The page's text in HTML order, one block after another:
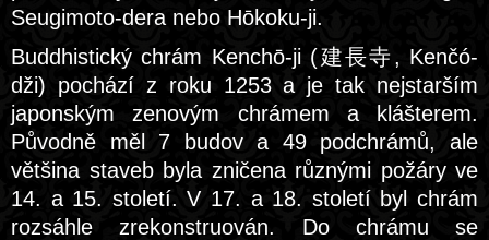
Seugimoto-dera nebo Hōkoku-ji.
Buddhistický chrám Kenchō-ji (建長寺, Kenčó-
dži) pochází z roku 1253 a je tak nejstarším
japonským zenovým chrámem a klášterem.
Původně měl 7 budov a 49 podchrámů, ale
většina staveb byla zničena různými požáry ve
14. a 15. století. V 17. a 18. století byl chrám
rozsáhle zrekonstruován. Do chrámu se